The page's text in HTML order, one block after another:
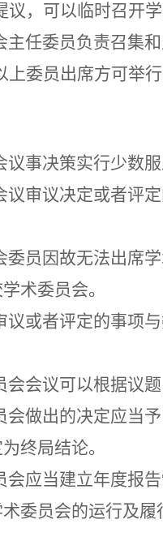
，可以临时召开
主任委员负责召集
上委员出席方可举行
议事决策实行少数
议审议决定或者评
委员因故无法出席
术委员会。
议或者评定的事项
会会议可以根据议
会做出的决定应当
终局结论。
会应当建立年度报
委员会的运行及履